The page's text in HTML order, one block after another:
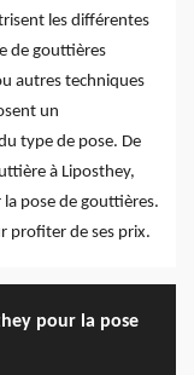
les différentes
de gouttières
autres techniques
un
type de pose. De
à Liposthey,
pose de gouttières.
profiter de ses prix.
pour la pose